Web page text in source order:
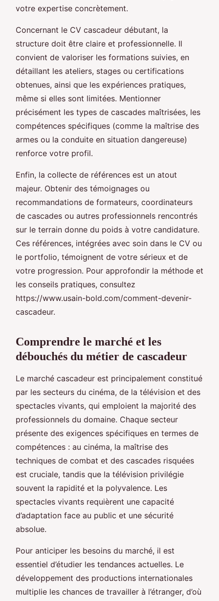
votre expertise concrètement.
Concernant le CV cascadeur débutant, la
structure doit être claire et professionnelle. Il
convient de valoriser les formations suivies, en
détaillant les ateliers, stages ou certifications
obtenues, ainsi que les expériences pratiques,
même si elles sont limitées. Mentionner
précisément les types de cascades maîtrisées, les
compétences spécifiques (comme la maîtrise des
armes ou la conduite en situation dangereuse)
renforce votre profil.
Enfin, la collecte de références est un atout
majeur. Obtenir des témoignages ou
recommandations de formateurs, coordinateurs
de cascades ou autres professionnels rencontrés
sur le terrain donne du poids à votre candidature.
Ces références, intégrées avec soin dans le CV ou
le portfolio, témoignent de votre sérieux et de
votre progression. Pour approfondir la méthode et
les conseils pratiques, consultez
https://www.usain-bold.com/comment-devenir-
cascadeur.
Comprendre le marché et les
débouchés du métier de cascadeur
Le marché cascadeur est principalement constitué
par les secteurs du cinéma, de la télévision et des
spectacles vivants, qui emploient la majorité des
professionnels du domaine. Chaque secteur
présente des exigences spécifiques en termes de
compétences : au cinéma, la maîtrise des
techniques de combat et des cascades risquées
est cruciale, tandis que la télévision privilégie
souvent la rapidité et la polyvalence. Les
spectacles vivants requièrent une capacité
d’adaptation face au public et une sécurité
absolue.
Pour anticiper les besoins du marché, il est
essentiel d’étudier les tendances actuelles. Le
développement des productions internationales
multiplie les chances de travailler à l’étranger, d’où